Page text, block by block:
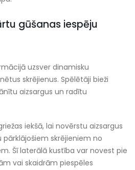
gūšanas iespēju
uzsver dinamisku
skrējienus. Spēlētāji bieži
aizsargus un radītu
iekšā, lai novērstu aizsargus
skrējieniem no
Šī laterālā kustība var novest pie
vai skaidrām piespēles